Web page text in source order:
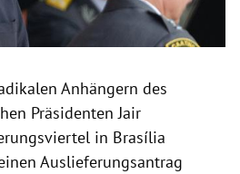
Anhängern des
Präsidenten Jair
in Brasília
Auslieferungsantrag